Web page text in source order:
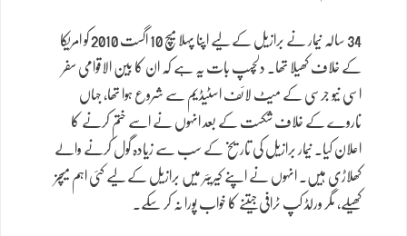
34 سالہ نیمار نے برازیل کے لیے اپنا پہلا میچ 10 اگست 2010 کو امریکا
کے خلاف کھیلا تھا۔ دلچسپ بات یہ ہے کہ ان کا بین الاقوامی سفر
اسی نیو جرسی کے میٹ لائف اسٹیڈیم سے شروع ہوا تھا، جہاں
ناروے کے خلاف شکست کے بعد انہوں نے اسے ختم کرنے کا
اعلان کیا۔ نیمار برازیل کی تاریخ کے سب سے زیادہ گول کرنے والے
کھلاڑی ہیں۔ انہوں نے اپنے کیریئر میں برازیل کے لیے کئی اہم میچز
کھیلے، مگر ورلڈ کپ ٹرافی جیتنے کا خواب پورا نہ کر سکے۔